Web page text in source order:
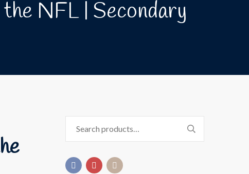
NFL | Secondary
for: